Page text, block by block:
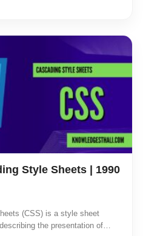
Style Sheets | 1990
(CSS) is a style sheet
the presentation of…